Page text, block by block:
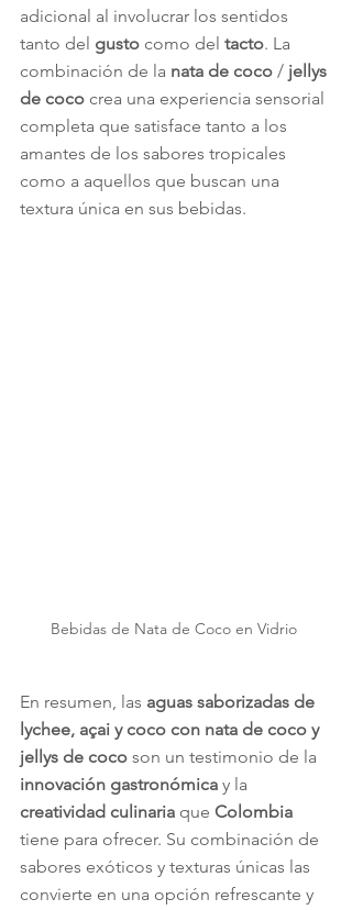
adicional al involucrar los sentidos
tanto del gusto como del tacto. La
combinación de la nata de coco / jellys
de coco crea una experiencia sensorial
completa que satisface tanto a los
amantes de los sabores tropicales
como a aquellos que buscan una
textura única en sus bebidas.
Bebidas de Nata de Coco en Vidrio
En resumen, las aguas saborizadas de
lychee, açai y coco con nata de coco y
jellys de coco son un testimonio de la
innovación gastronómica y la
creatividad culinaria que Colombia
tiene para ofrecer. Su combinación de
sabores exóticos y texturas únicas las
convierte en una opción refrescante y